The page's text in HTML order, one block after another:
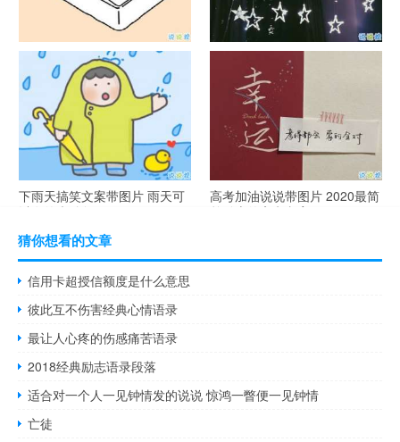
谐音梗土味情话大全带图片 油
腻搞笑的土味情话
很酷的霸气句子带图片 最新霸
气说说高冷范
下雨天搞笑文案带图片 雨天可
以发的幽默句子
高考加油说说带图片 2020最简
单励志的高考文案
猜你想看的文章
信用卡超授信额度是什么意思
彼此互不伤害经典心情语录
最让人心疼的伤感痛苦语录
2018经典励志语录段落
适合对一个人一见钟情发的说说 惊鸿一瞥便一见钟情
亡徒